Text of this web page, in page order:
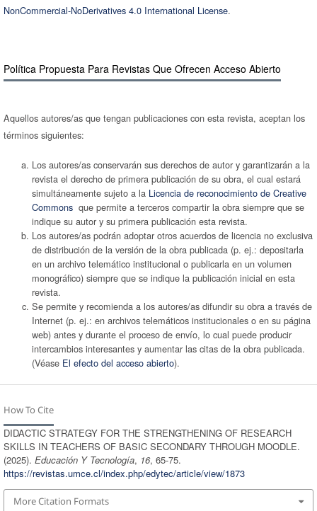
NonCommercial-NoDerivatives 4.0 International License.
Polí­tica Propuesta Para Revistas Que Ofrecen Acceso Abierto
Aquellos autores/as que tengan publicaciones con esta revista, aceptan los
términos siguientes:
Los autores/as conservarán sus derechos de autor y garantizarán a la
revista el derecho de primera publicación de su obra, el cual estará
simultáneamente sujeto a la Licencia de reconocimiento de Creative
Commons que permite a terceros compartir la obra siempre que se
indique su autor y su primera publicación esta revista.
Los autores/as podrán adoptar otros acuerdos de licencia no exclusiva
de distribución de la versión de la obra publicada (p. ej.: depositarla
en un archivo telemático institucional o publicarla en un volumen
monográfico) siempre que se indique la publicación inicial en esta
revista.
Se permite y recomienda a los autores/as difundir su obra a través de
Internet (p. ej.: en archivos telemáticos institucionales o en su página
web) antes y durante el proceso de enví­o, lo cual puede producir
intercambios interesantes y aumentar las citas de la obra publicada.
(Véase El efecto del acceso abierto).
How To Cite
DIDACTIC STRATEGY FOR THE STRENGTHENING OF RESEARCH
SKILLS IN TEACHERS OF BASIC SECONDARY THROUGH MOODLE.
(2025). Educación Y Tecnologí­a, 16, 65-75.
https://revistas.umce.cl/index.php/edytec/article/view/1873
More Citation Formats